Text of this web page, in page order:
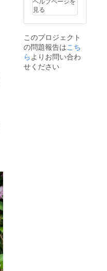
見る
このプロジェクト
の問題報告はこち
らよりお問い合わ
せください